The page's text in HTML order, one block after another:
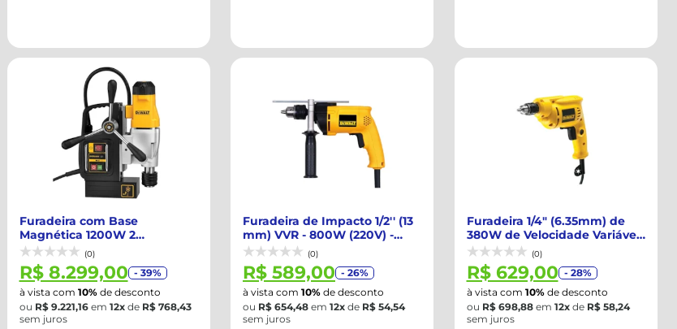
Furadeira com Base
Magnética 1200W 2
Velocidades 50mm 220V -...
(0)
R$ 8.299,00 - 39%
à vista com 10%de desconto
ou R$ 9.221,16em 12xde R$ 768,43
sem juros
Furadeira de Impacto 1/2'' (13
mm) VVR - 800W (220V) -
DEWAL...
(0)
R$ 589,00 - 26%
à vista com 10% de desconto
ou R$ 654,48 em 12x de R$ 54,54
sem juros
Furadeira 1/4" (6.35mm) de
380W de Velocidade Variável
e Rev...
(0)
R$ 629,00 - 28%
à vista com 10%de desconto
ou R$ 698,88em 12xde R$ 58,24
sem juros